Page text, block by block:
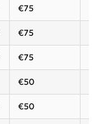
€75
€75
€75
€50
€50